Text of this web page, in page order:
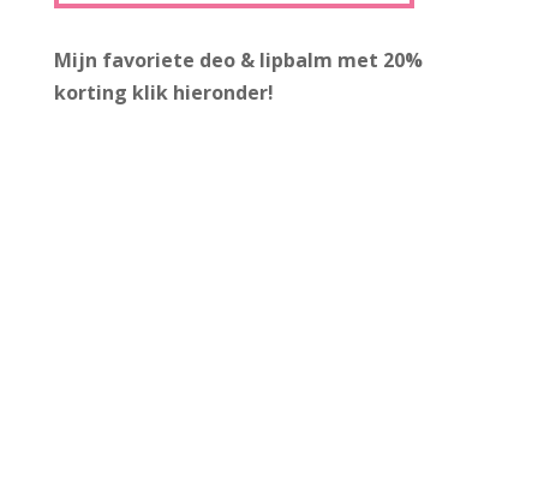
Mijn favoriete deo & lipbalm met 20%
korting klik hieronder!